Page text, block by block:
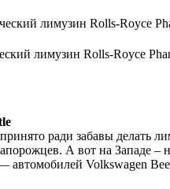
лимузин Rolls-Royce
ради забавы делать
А вот на Западе –
автомобилей Volkswagen